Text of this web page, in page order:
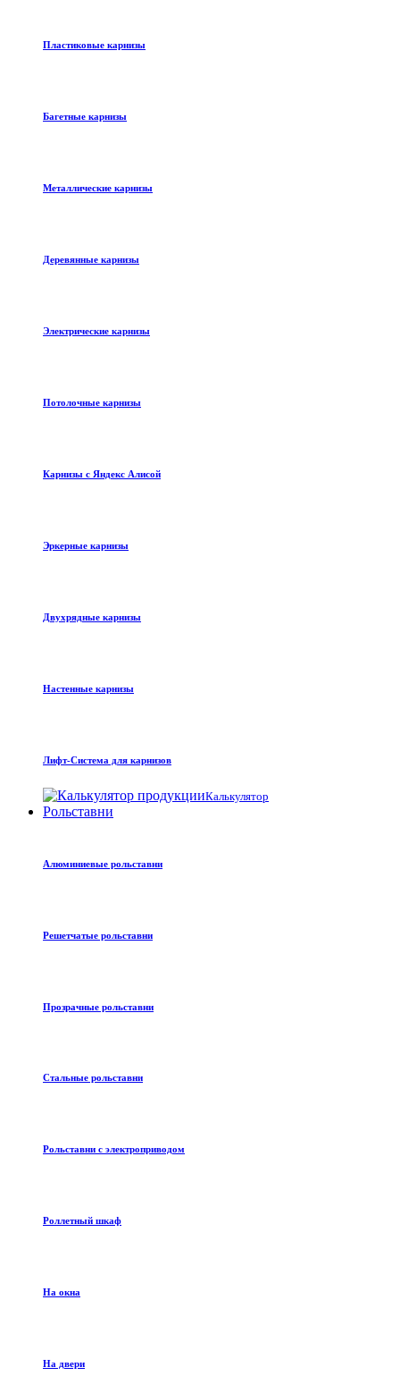
Пластиковые карнизы
Багетные карнизы
Металлические карнизы
Деревянные карнизы
Электрические карнизы
Потолочные карнизы
Карнизы с Яндекс Алисой
Эркерные карнизы
Двухрядные карнизы
Настенные карнизы
Лифт-Система для карнизов
Калькулятор
Рольставни
Алюминиевые рольставни
Решетчатые рольставни
Прозрачные рольставни
Стальные рольставни
Рольставни с электроприводом
Роллетный шкаф
На окна
На двери